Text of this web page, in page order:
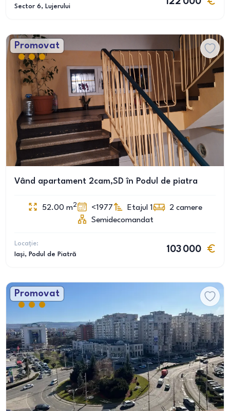
Sector 6, Lujerului
Promovat
Vând apartament 2cam,SD în Podul de piatra
52.00 m2 <1977 Etajul 1 2 camere
Semidecomandat
Locație:
Iași, Podul de Piatră
103 000
Promovat